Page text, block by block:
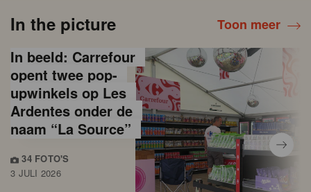
In the picture Toon meer
In beeld: Carrefour
opent twee pop-
upwinkels op Les
Ardentes onder de
naam “La Source”
34 FOTO'S
3 JULI 2026